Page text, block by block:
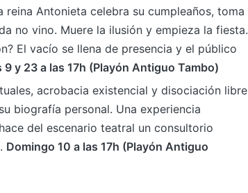
reina Antonieta celebra su cumpleaños, toma
no vino. Muere la ilusión y empieza la fiesta.
El vacío se llena de presencia y el público
9 y 23 a las 17h (Playón Antiguo Tambo)
acrobacia existencial y disociación libre
biografía personal. Una experiencia
del escenario teatral un consultorio
Domingo 10 a las 17h (Playón Antiguo